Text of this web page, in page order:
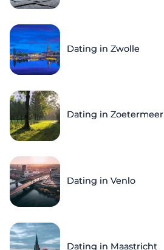
Dating in Zwolle
Dating in Zoetermeer
Dating in Venlo
Dating in Maastricht